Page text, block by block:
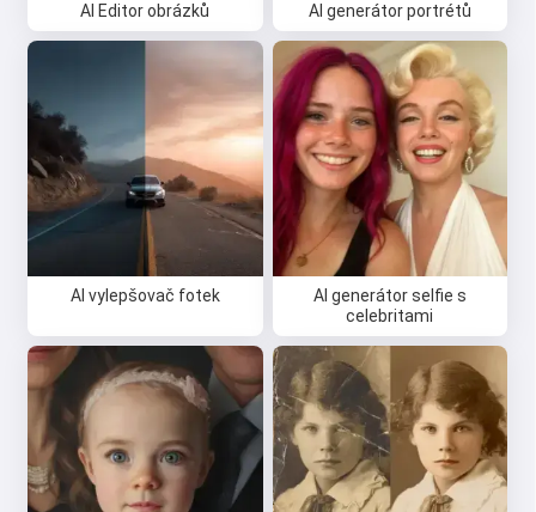
AI Editor obrázků AI generátor portrétů
AI vylepšovač fotek
AI generátor selfie s
celebritami